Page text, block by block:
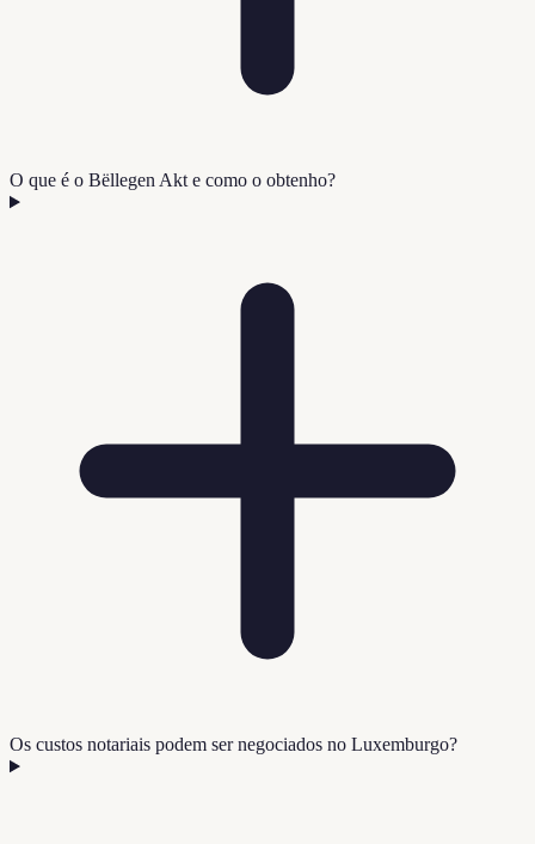
O que é o Bëllegen Akt e como o obtenho?
Os custos notariais podem ser negociados no Luxemburgo?